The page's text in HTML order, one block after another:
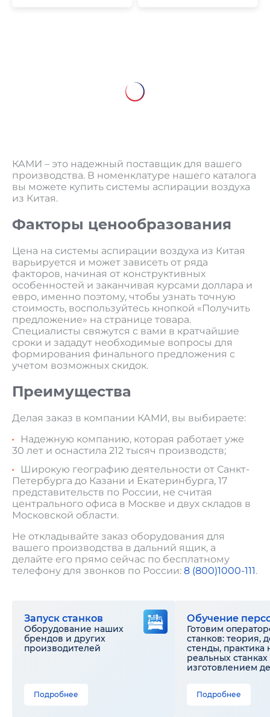
КАМИ – это надежный поставщик для вашего
производства. В номенклатуре нашего каталога
вы можете купить системы аспирации воздуха
из Китая.
Факторы ценообразования
Цена на системы аспирации воздуха из Китая
варьируется и может зависеть от ряда
факторов, начиная от конструктивных
особенностей и заканчивая курсами доллара и
евро, именно поэтому, чтобы узнать точную
стоимость, воспользуйтесь кнопкой «Получить
предложение» на странице товара.
Специалисты свяжутся с вами в кратчайшие
сроки и зададут необходимые вопросы для
формирования финального предложения с
учетом возможных скидок.
Преимущества
Делая заказ в компании КАМИ, вы выбираете:
Надежную компанию, которая работает уже
30 лет и оснастила 212 тысяч производств;
Широкую географию деятельности от Санкт-
Петербурга до Казани и Екатеринбурга, 17
представительств по России, не считая
центрального офиса в Москве и двух складов в
Московской области.
Не откладывайте заказ оборудования для
вашего производства в дальний ящик, а
делайте его прямо сейчас по бесплатному
телефону для звонков по России: 8 (800)1000-111.
Запуск станков
Оборудование наших
брендов и других
производителей
Подробнее
Обучение
Готовим
станков: теория,
стенды, практика
реальных станках
изготовлением
Подробнее